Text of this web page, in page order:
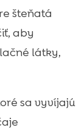
šteňatá
aby
látky,
sa vyvíjajú